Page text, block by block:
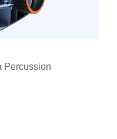
Percussion